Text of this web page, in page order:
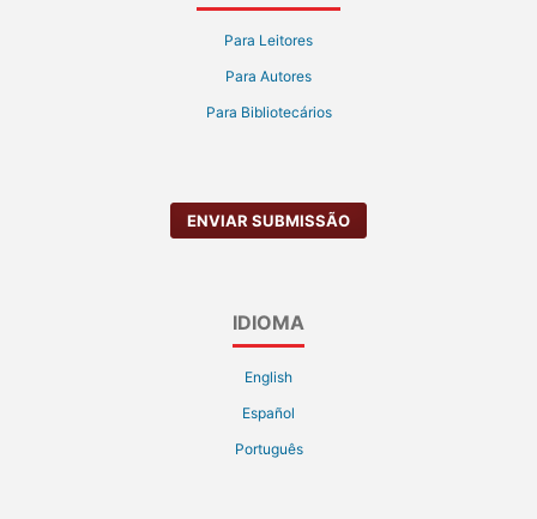
Para Leitores
Para Autores
Para Bibliotecários
ENVIAR SUBMISSÃO
IDIOMA
English
Español
Português